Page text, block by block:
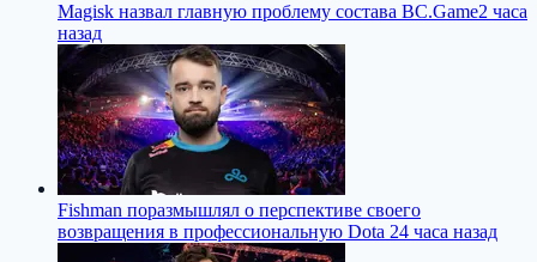
Magisk назвал главную проблему состава BC.Game2 часа
назад
Fishman поразмышлял о перспективе своего
возвращения в профессиональную Dota 24 часа назад